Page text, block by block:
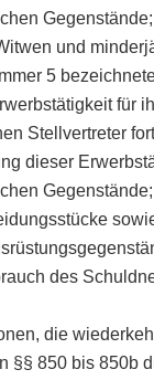
Gegenstände;
und
5
für
Stellvertreter
dieser
Gegenstände;
des
die
§§ 850 bis 850b